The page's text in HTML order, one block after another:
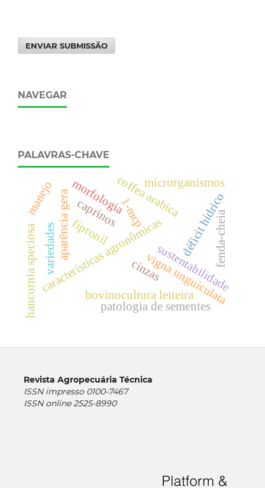
ENVIAR SUBMISSÃO
NAVEGAR
PALAVRAS-CHAVE
caprinos
características agronômicasvigna unguiculata
sustentabilidade
coffea arabica
bovinocultura leiteira
aparência gera 1-mcp
hancornia speciosa
morfologia déficit hídrico
variedades fipronil
patologia de sementes
microrganismos
fenda-cheia
manejo
cinzas
Revista Agropecuária Técnica
ISSN impresso 0100-7467
ISSN online 2525-8990